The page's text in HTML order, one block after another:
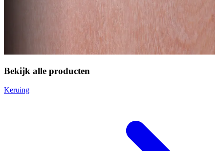
Bekijk alle producten
Keruing